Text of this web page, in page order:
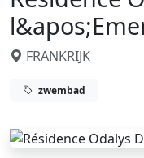
FRANKRIJK
zwembad